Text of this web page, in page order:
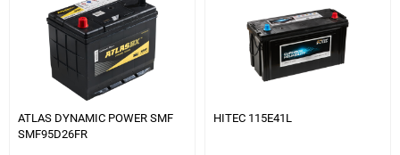
ATLAS DYNAMIC POWER SMF
SMF95D26FR
HITEC 115E41L